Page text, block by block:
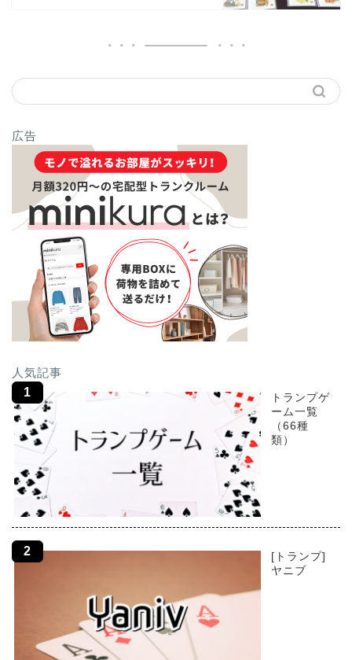
広告
人気記事
トランプゲ
ーム一覧
（66種
類）
[トランプ]
ヤニブ